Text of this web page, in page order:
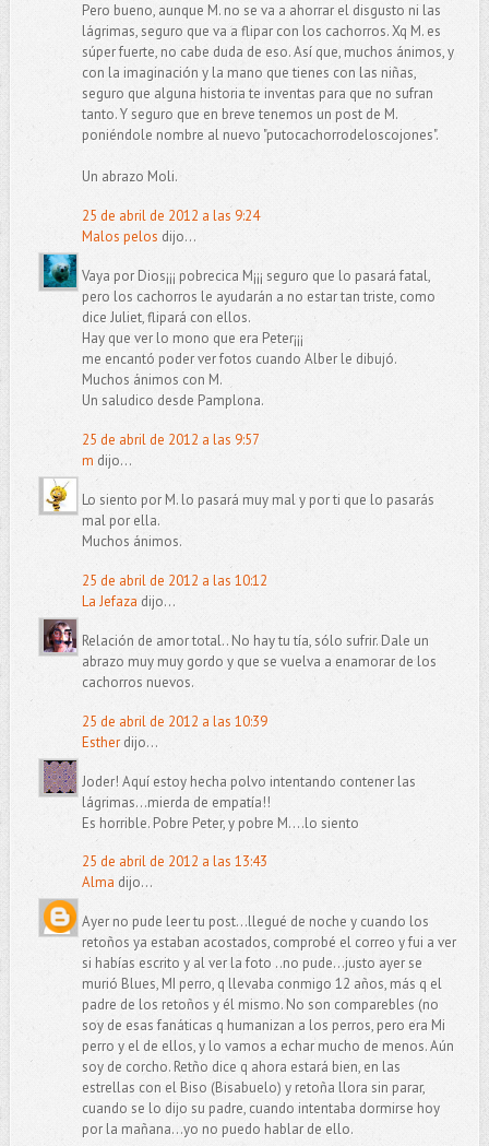
Pero bueno, aunque M. no se va a ahorrar el disgusto ni las
lágrimas, seguro que va a flipar con los cachorros. Xq M. es
súper fuerte, no cabe duda de eso. Así que, muchos ánimos, y
con la imaginación y la mano que tienes con las niñas,
seguro que alguna historia te inventas para que no sufran
tanto. Y seguro que en breve tenemos un post de M.
poniéndole nombre al nuevo "putocachorrodeloscojones".
Un abrazo Moli.
25 de abril de 2012 a las 9:24
Malos pelos dijo...
Vaya por Dios¡¡¡ pobrecica M¡¡¡ seguro que lo pasará fatal,
pero los cachorros le ayudarán a no estar tan triste, como
dice Juliet, flipará con ellos.
Hay que ver lo mono que era Peter¡¡¡
me encantó poder ver fotos cuando Alber le dibujó.
Muchos ánimos con M.
Un saludico desde Pamplona.
25 de abril de 2012 a las 9:57
m dijo...
Lo siento por M. lo pasará muy mal y por ti que lo pasarás
mal por ella.
Muchos ánimos.
25 de abril de 2012 a las 10:12
La Jefaza dijo...
Relación de amor total.. No hay tu tía, sólo sufrir. Dale un
abrazo muy muy gordo y que se vuelva a enamorar de los
cachorros nuevos.
25 de abril de 2012 a las 10:39
Estherdijo...
Joder! Aquí estoy hecha polvo intentando contener las
lágrimas...mierda de empatía!!
Es horrible. Pobre Peter, y pobre M....lo siento
25 de abril de 2012 a las 13:43
Alma dijo...
Ayer no pude leer tu post...llegué de noche y cuando los
retoños ya estaban acostados, comprobé el correo y fui a ver
si habías escrito y al ver la foto ..no pude...justo ayer se
murió Blues, MI perro, q llevaba conmigo 12 años, más q el
padre de los retoños y él mismo. No son comparebles (no
soy de esas fanáticas q humanizan a los perros, pero era Mi
perro y el de ellos, y lo vamos a echar mucho de menos. Aún
soy de corcho. Retño dice q ahora estará bien, en las
estrellas con el Biso (Bisabuelo) y retoña llora sin parar,
cuando se lo dijo su padre, cuando intentaba dormirse hoy
por la mañana...yo no puedo hablar de ello.